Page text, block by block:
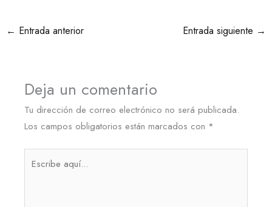
← Entrada anterior Entrada siguiente →
Deja un comentario
Tu dirección de correo electrónico no será publicada.
Los campos obligatorios están marcados con *